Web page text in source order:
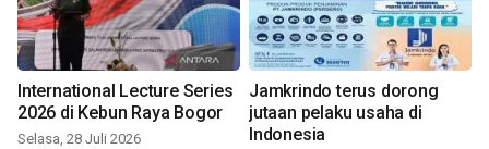
International Lecture Series
2026 di Kebun Raya Bogor
Selasa, 28 Juli 2026
Jamkrindo terus dorong
jutaan pelaku usaha di
Indonesia